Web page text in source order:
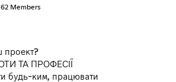
Members
проект?
ТА ПРОФЕСІЇ
будь-ким, працювати